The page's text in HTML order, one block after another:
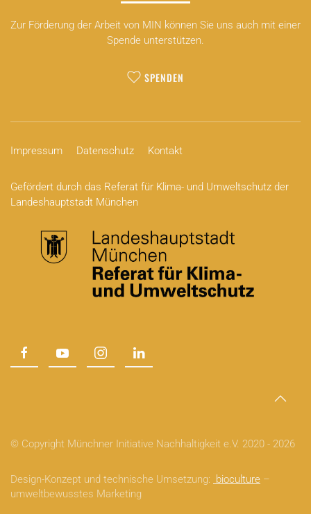
Zur Förderung der Arbeit von MIN können Sie uns auch mit einer
Spende unterstützen.
SPENDEN
Impressum Datenschutz Kontakt
Gefördert durch das Referat für Klima- und Umweltschutz der
Landeshauptstadt München
© Copyright Münchner Initiative Nachhaltigkeit e.V. 2020 - 2026
Design-Konzept und technische Umsetzung: bioculture –
umweltbewusstes Marketing